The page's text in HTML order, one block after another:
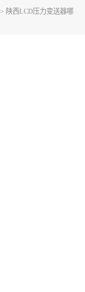
> 陕西LCD压力变送器哪